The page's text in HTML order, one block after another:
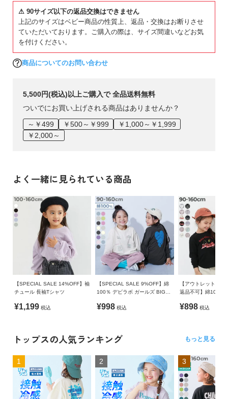
ガ
よ
く
FOLLOW
すっきりとしたパンツスタイルにも、女の子らしいスカートコ
ーデにも合わせやすいのが魅力。
毎日のデイリーコーデがワンランクアップするアイテムです。
素材・仕様
綿95% ポリウレタン5%
生産国
CHINA
洗濯方法
洗濯機洗い可(弱い洗濯処理) / 漂白剤使用不可 / 乾燥機使用不
可 / 日陰つり干し
さい。
生じる場合があります。あらかじめご了承ください。
・生産時期により、多少色味が異なる場合がございますが、
素材・サイズ等の品質に違いはございません。
⚠ 90サイズ以下の返品交換はできません
上記のサイズはベビー商品の性質上、返品・交換はお断りさせ
ていただいております。ご購入の際は、サイズ間違いなどお気
を付けください。
商品についてのお問い合わせ
5,500円(税込)以上ご購入で 全品送料無料
ついでにお買い上げされる商品はありませんか？
～￥499
￥500～￥999
￥1,000～￥1,999
￥2,000～
よく一緒に見られている商品
【SPECIAL SALE 14%OFF】袖
チュール 長袖Tシャツ
¥1,199 税込
【SPECIAL SALE 9%OFF】綿
100％ デビラボ ガールズ BIGシ
シャツ
¥998 税込
【アウトレット
返品不可】綿100％
¥898 税込
トップスの人気ランキング もっと見る
1 2 3